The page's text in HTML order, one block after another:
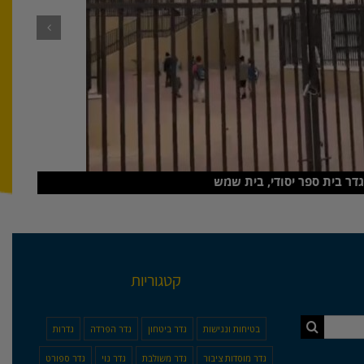
גדר בית ספר יסודי, בית שמש
קטגוריות
בטיחות ונגישות גדר ביטחון גדר הפרדה גדרות
גדר מוסדות ציבור גדר משולבת גדר נוי גדר ספורט